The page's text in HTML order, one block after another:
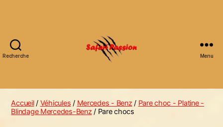
Recherche Menu
Accueil/ Véhicules / Mercedes - Benz / Pare choc - Platine -
Blindage Mercedes-Benz / Pare chocs